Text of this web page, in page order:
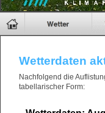
Wetterdaten
Nachfolgend die
tabellarischer Form: